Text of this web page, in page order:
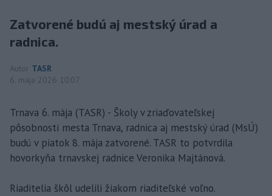
Zatvorené budú aj mestský úrad a
radnica.
Autor TASR
6. mája 2026 10:07
Trnava 6. mája (TASR) - Školy v zriaďovateľskej
pôsobnosti mesta Trnava, radnica aj mestský úrad (MsÚ)
budú v piatok 8. mája zatvorené. TASR to potvrdila
hovorkyňa trnavskej radnice Veronika Majtánová.
Riaditelia škôl udelili žiakom riaditeľské voľno.